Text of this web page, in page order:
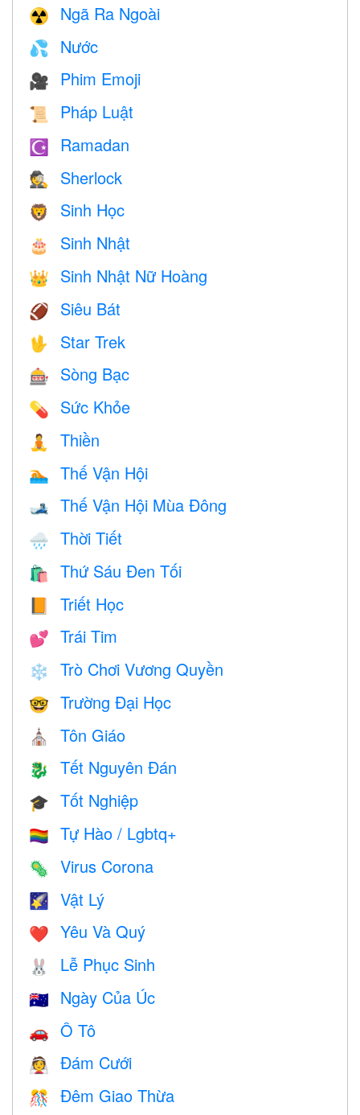
☢️ Ngã Ra Ngoài
💦 Nước
🎥 Phim Emoji
📜 Pháp Luật
☪️ Ramadan
🕵️ Sherlock
🦁 Sinh Học
🎂 Sinh Nhật
👑 Sinh Nhật Nữ Hoàng
🏈 Siêu Bát
🖖 Star Trek
🎰 Sòng Bạc
💊 Sức Khỏe
🧘 Thiền
🏊 Thế Vận Hội
🎿 Thế Vận Hội Mùa Đông
🌧 Thời Tiết
🛍 Thứ Sáu Đen Tối
Triết Học
💕 Trái Tim
❄️ Trò Chơi Vương Quyền
🤓 Trường Đại Học
⛪️ Tôn Giáo
🐉 Tết Nguyên Đán
🎓 Tốt Nghiệp
🏳️‍🌈 Tự Hào / Lgbtq+
🦠 Virus Corona
🌠 Vật Lý
❤️️ Yêu Và Quý
🐰 Lễ Phục Sinh
🇦🇺 Ngày Của Úc
🚗 Ô Tô
👰 Đám Cưới
🎊 Đêm Giao Thừa